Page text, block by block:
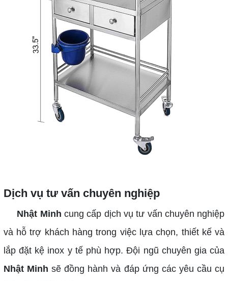
Dịch vụ tư vấn chuyên nghiệp
Nhật Minh cung cấp dịch vụ tư vấn chuyên nghiệp
và hỗ trợ khách hàng trong việc lựa chọn, thiết kế và
lắp đặt kệ inox y tế phù hợp. Đội ngũ chuyên gia của
Nhật Minh sẽ đồng hành và đáp ứng các yêu cầu cụ